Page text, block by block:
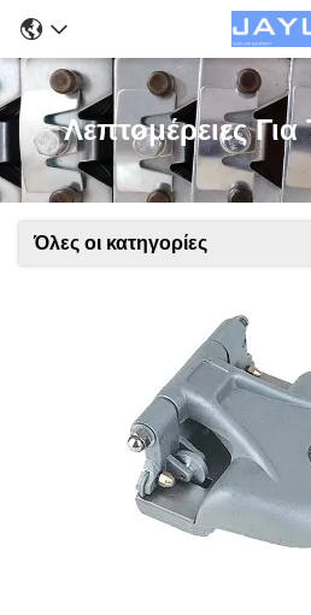
Λεπτομέρειες
Όλες οι κατηγορίες